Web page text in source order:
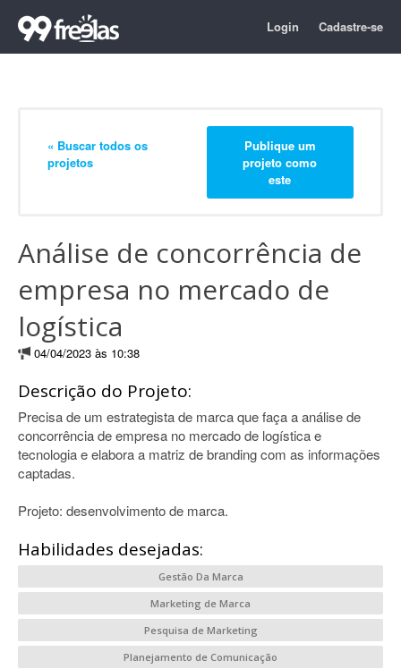
Login Cadastre-se
« Buscar todos os
projetos
Publique um
projeto como
este
Análise de concorrência de
empresa no mercado de
logística
04/04/2023 às 10:38
Descrição do Projeto:
Precisa de um estrategista de marca que faça a análise de
concorrência de empresa no mercado de logística e
tecnologia e elabora a matriz de branding com as informações
captadas.
Projeto: desenvolvimento de marca.
Habilidades desejadas:
Gestão Da Marca
Marketing de Marca
Pesquisa de Marketing
Planejamento de Comunicação